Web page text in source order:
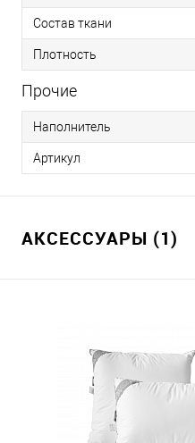
Состав ткани
Плотность
Прочие
Наполнитель
Артикул
АКСЕССУАРЫ (1)